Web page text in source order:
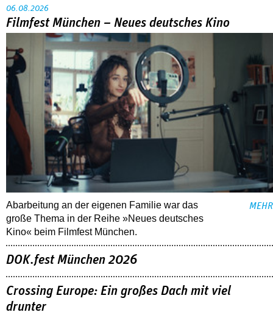
06.08.2026
Filmfest München – Neues deutsches Kino
Abarbeitung an der eigenen Familie war das
große Thema in der Reihe »Neues deutsches
Kino« beim Filmfest München.
MEHR
DOK.fest München 2026
Crossing Europe: Ein großes Dach mit viel
drunter